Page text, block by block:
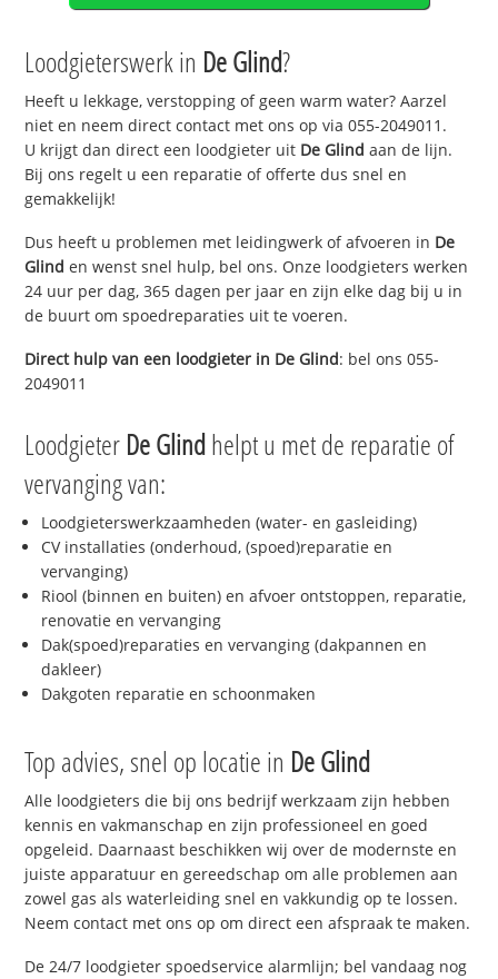
Loodgieterswerk in De Glind?
Heeft u lekkage, verstopping of geen warm water? Aarzel
niet en neem direct contact met ons op via 055-2049011.
U krijgt dan direct een loodgieter uit De Glind aan de lijn.
Bij ons regelt u een reparatie of offerte dus snel en
gemakkelijk!
Dus heeft u problemen met leidingwerk of afvoeren in De
Glind en wenst snel hulp, bel ons. Onze loodgieters werken
24 uur per dag, 365 dagen per jaar en zijn elke dag bij u in
de buurt om spoedreparaties uit te voeren.
Direct hulp van een loodgieter in De Glind: bel ons 055-
2049011
Loodgieter De Glindhelpt u met de reparatie of
vervanging van:
Loodgieterswerkzaamheden (water- en gasleiding)
CV installaties (onderhoud, (spoed)reparatie en
vervanging)
Riool (binnen en buiten) en afvoer ontstoppen, reparatie,
renovatie en vervanging
Dak(spoed)reparaties en vervanging (dakpannen en
dakleer)
Dakgoten reparatie en schoonmaken
Top advies, snel op locatie in De Glind
Alle loodgieters die bij ons bedrijf werkzaam zijn hebben
kennis en vakmanschap en zijn professioneel en goed
opgeleid. Daarnaast beschikken wij over de modernste en
juiste apparatuur en gereedschap om alle problemen aan
zowel gas als waterleiding snel en vakkundig op te lossen.
Neem contact met ons op om direct een afspraak te maken.
De 24/7 loodgieter spoedservice alarmlijn; bel vandaag nog